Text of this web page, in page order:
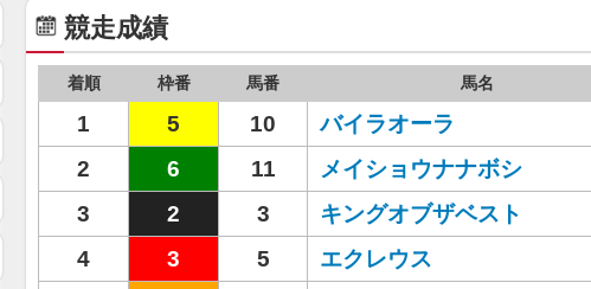
競走成績
着順 枠番 馬番 馬名
1 5 10 バイラオーラ
2
6 11 メイショウナナボシ
3
2 3 キングオブザベスト
4
3 5 エクレウス